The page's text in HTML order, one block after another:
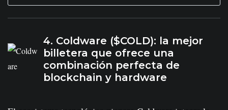
4. Coldware ($COLD): la mejor
billetera que ofrece una
combinación perfecta de
blockchain y hardware